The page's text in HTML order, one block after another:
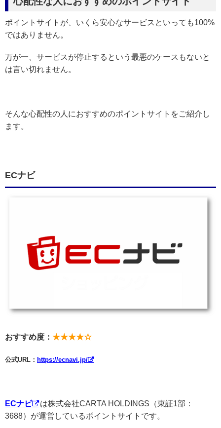
ポイントサイトが、いくら安心なサービスといっても100%
ではありません。
万が一、サービスが停止するという最悪のケースもないと
は言い切れません。
そんな心配性の人におすすめのポイントサイトをご紹介し
ます。
ECナビ
おすすめ度： ★★★★☆
公式URL： https://ecnavi.jp/
ECナビ
は株式会社CARTA HOLDINGS（東証1部：
3688）が運営しているポイントサイトです。